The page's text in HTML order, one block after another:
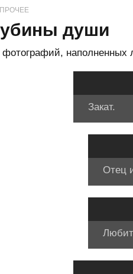
души
фотографий,
Закат.
Отец